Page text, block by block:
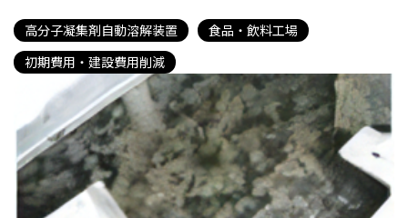
高分子凝集剤自動溶解装置
食品・飲料工場
初期費用・建設費用削減